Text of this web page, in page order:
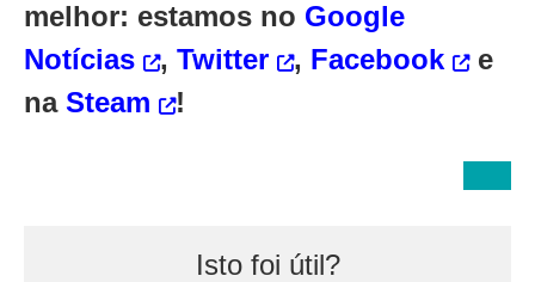
melhor: estamos no Google
Notícias
, Twitter , Facebook
e
na Steam !
Isto foi útil?